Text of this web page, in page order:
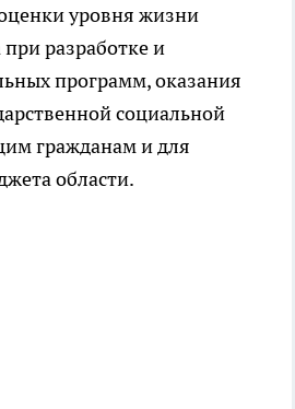
уровня жизни
разработке и
программ, оказания
социальной
гражданам и для
области.